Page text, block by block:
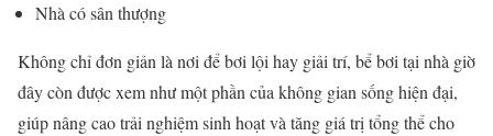
Nhà có sân thượng
Không chỉ đơn giản là nơi để bơi lội hay giải trí, bể bơi tại nhà giờ
đây còn được xem như một phần của không gian sống hiện đại,
giúp nâng cao trải nghiệm sinh hoạt và tăng giá trị tổng thể cho